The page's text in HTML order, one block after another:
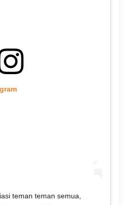
teman teman semua,